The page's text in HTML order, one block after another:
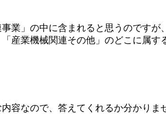
業」の中に含まれると思うのですが
産業機械関連その他」のどこに属す
容なので、答えてくれるか分かりま